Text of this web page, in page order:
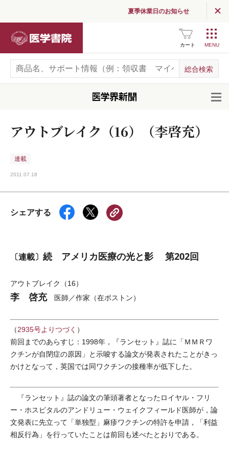
夏季休業日のお知らせ
カート
アウトブレイク（16）（李啓充）
連載
2011.07.18
シェアする
〔連載〕 続 アメリカ医療の光と影 第202回
アウトブレイク（16）
李 啓充医師／作家（在ボストン）
（2935号よりつづく ）
前回までのあらすじ：1998年，『ランセット』誌に「ＭＭＲワ
クチンが自閉症の原因」と示唆する論文が発表されたことがきっ
かけとなって，英国では同ワクチンの接種率が低下した。
『ランセット』誌の論文の筆頭著者となったロイヤル・フリ
ー・ホスピタルのアンドリュー・ウェイクフィールド医師が，論
文発表に先立って「単独型」麻疹ワクチンの特許を申請，「利益
相反行為」を行っていたことは前回も述べたとおりである。